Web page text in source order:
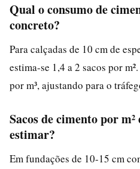
Qual o consumo de
concreto?
Para calçadas de 10 cm de
estima-se 1,4 a 2 sacos por
por m³, ajustando para o
Sacos de cimento por
estimar?
Em fundações de 10-15 cm